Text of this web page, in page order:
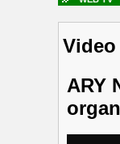
Video
ARY